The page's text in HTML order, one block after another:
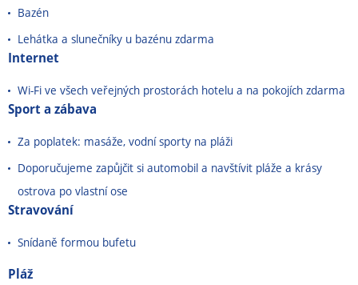
Bazén
Lehátka a slunečníky u bazénu zdarma
Internet
Wi-Fi ve všech veřejných prostorách hotelu a na pokojích zdarma
Sport a zábava
Za poplatek: masáže, vodní sporty na pláži
Doporučujeme zapůjčit si automobil a navštívit pláže a krásy
ostrova po vlastní ose
Stravování
Snídaně formou bufetu
Pláž